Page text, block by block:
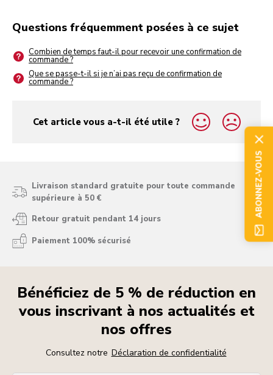
Questions fréquemment posées à ce sujet
Combien de temps faut-il pour recevoir une confirmation de
commande ?
Que se passe-t-il si je n’ai pas reçu de confirmation de
commande ?
Cet article vous a-t-il été utile ?
yes
no
Livraison standard gratuite pour toute commande
supérieure à 50 €
Retour gratuit pendant 14 jours
Paiement 100% sécurisé
Bénéficiez de 5 % de réduction en
vous inscrivant à nos actualités et
nos offres
Consultez notre Déclaration de confidentialité
ABONNEZ-VOUS